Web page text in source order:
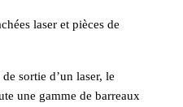
laser et pièces de
sortie d’un laser, le
une gamme de barreaux